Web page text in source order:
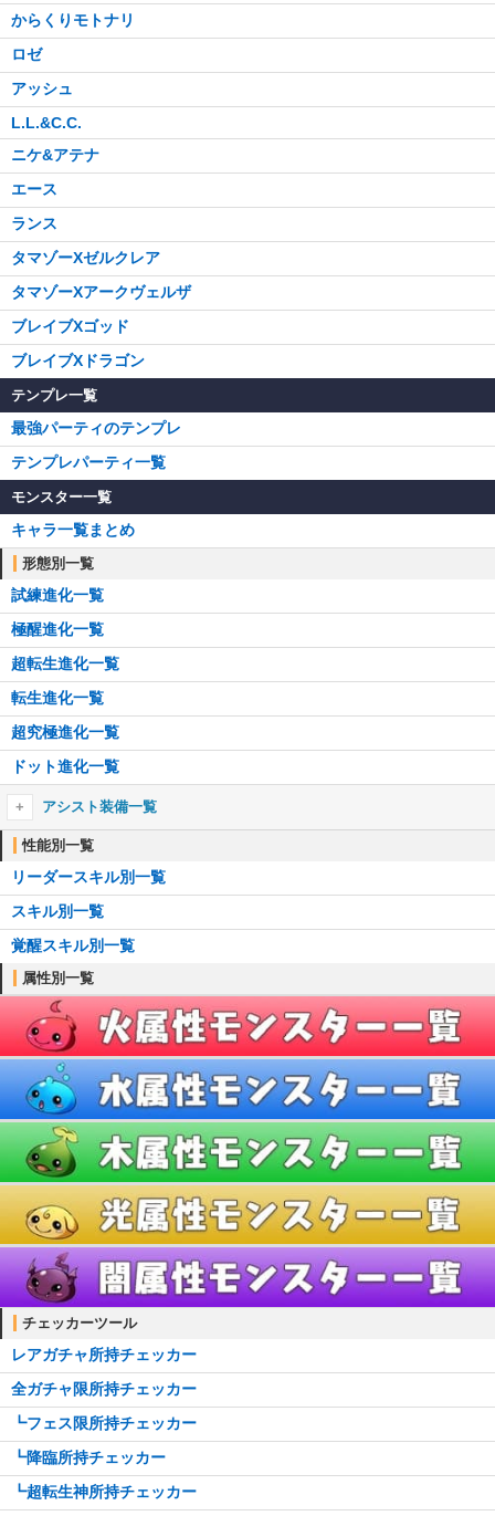
からくりモトナリ
ロゼ
アッシュ
L.L.&C.C.
ニケ&アテナ
エース
ランス
タマゾーXゼルクレア
タマゾーXアークヴェルザ
ブレイブXゴッド
ブレイブXドラゴン
テンプレ一覧
最強パーティのテンプレ
テンプレパーティ一覧
モンスター一覧
キャラ一覧まとめ
形態別一覧
試練進化一覧
極醒進化一覧
超転生進化一覧
転生進化一覧
超究極進化一覧
ドット進化一覧
アシスト装備一覧
アシスト装備一覧
┗アシスト進化のやり方
耳飾り一覧
首飾り一覧
ブローチ一覧
ブレスレット一覧
ティアラ一覧
櫛一覧
懐中時計一覧
性能別一覧
リーダースキル別一覧
スキル別一覧
覚醒スキル別一覧
属性別一覧
チェッカーツール
レアガチャ所持チェッカー
全ガチャ限所持チェッカー
┗フェス限所持チェッカー
┗降臨所持チェッカー
┗超転生神所持チェッカー